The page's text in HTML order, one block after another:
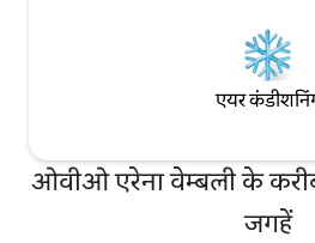
एयर
ओवीओ एरेना वेम्बली के
जगहें